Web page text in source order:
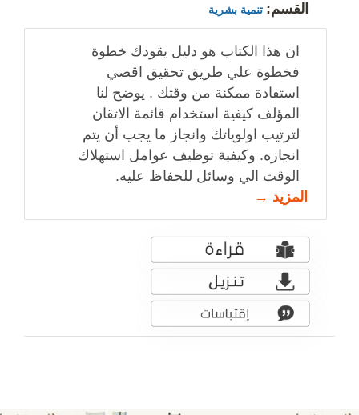
القسم: تنمية بشرية
ان هذا الكتاب هو دليل يقودك خطوة
فخطوة علي طريق تحقيق اقصي
استفادة ممكنة من وقتك . يوضح لنا
المؤلف كيفية استخدام قائمة الاتقان
لترتيب اولوياتك وانجاز ما يجب أن يتم
انجازه. وكيفية توظيف عوامل استهلاك
الوقت الي وسائل للحفاظ عليه.
المزيد →